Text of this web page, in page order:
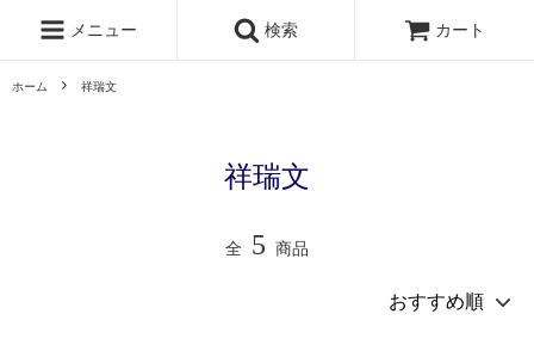
メニュー 検索 カート
ホーム 祥瑞文
祥瑞文
全 5 商品